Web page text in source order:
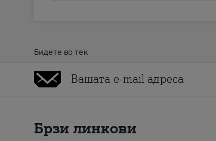
Бидете во тек
Брзи линкови